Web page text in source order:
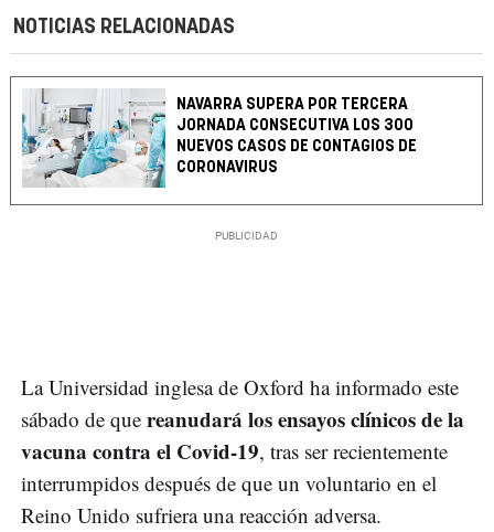
NOTICIAS RELACIONADAS
NAVARRA SUPERA POR TERCERA
JORNADA CONSECUTIVA LOS 300
NUEVOS CASOS DE CONTAGIOS DE
CORONAVIRUS
La Universidad inglesa de Oxford ha informado este
sábado de que reanudará los ensayos clínicos de la
vacuna contra el Covid-19, tras ser recientemente
interrumpidos después de que un voluntario en el
Reino Unido sufriera una reacción adversa.